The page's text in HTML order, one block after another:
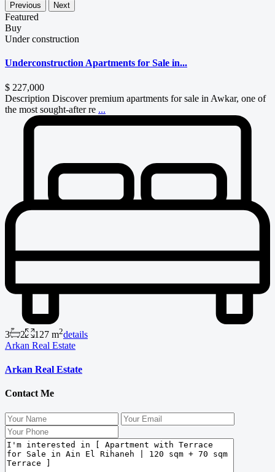
Previous Next
Featured
Buy
Under construction
Underconstruction Apartments for Sale in...
$ 227,000
Description Discover premium apartments for sale in Awkar, one of
the most sought-after re ...
3 2 127 m2details
Arkan Real Estate
Arkan Real Estate
Contact Me